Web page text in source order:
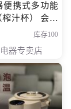
便携式多功能
杯） 会员
元
库存100
器专卖店